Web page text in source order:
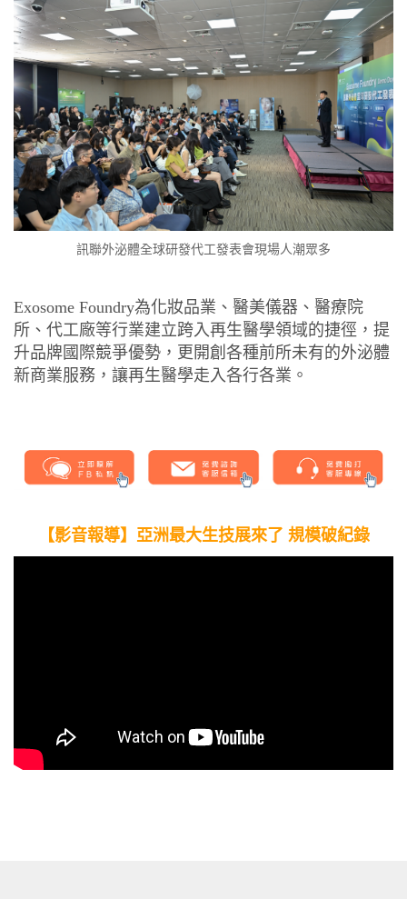
訊聯外泌體全球研發代工發表會現場人潮眾多
Exosome Foundry為化妝品業、醫美儀器、醫療院
所、代工廠等行業建立跨入再生醫學領域的捷徑，提
升品牌國際競爭優勢，更開創各種前所未有的外泌體
新商業服務，讓再生醫學走入各行各業。
【影音報導】 亞洲最大生技展來了 規模破紀錄